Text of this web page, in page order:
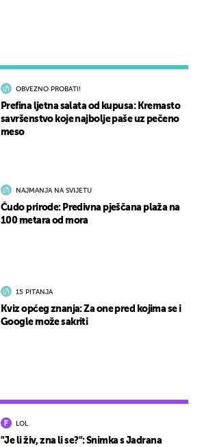
LOL
"Je li živ, zna li se?": Snimka s Jadrana
OBVEZNO PROBATI!
Prefina ljetna salata od kupusa: Kremasto
savršenstvo koje najbolje paše uz pečeno
meso
NAJMANJA NA SVIJETU
Čudo prirode: Predivna pješčana plaža na
100 metara od mora
15 PITANJA
Kviz općeg znanja: Za one pred kojima se i
Google može sakriti